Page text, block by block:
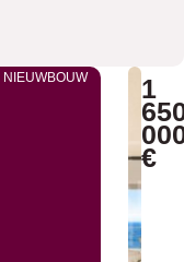
NIEUWBOUW 1
€